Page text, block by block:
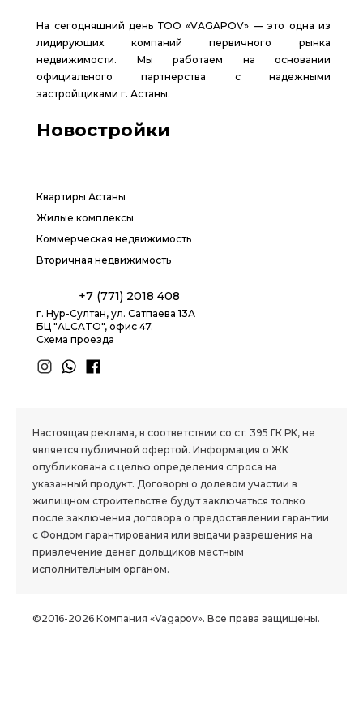
На сегодняшний день ТОО «VAGAPOV» — это одна из
лидирующих компаний первичного рынка
недвижимости. Мы работаем на основании
официального партнерства с надежными
застройщиками г. Астаны.
Новостройки
Квартиры Астаны
Жилые комплексы
Коммерческая недвижимость
Вторичная недвижимость
+7 (771) 2018 408
г. Нур-Султан, ул. Сатпаева 13А
БЦ "ALCATO", офис 47.
Схема проезда
Настоящая реклама, в соответствии со ст. 395 ГК РК, не
является публичной офертой. Информация о ЖК
опубликована с целью определения спроса на
указанный продукт. Договоры о долевом участии в
жилищном строительстве будут заключаться только
после заключения договора о предоставлении гарантии
с Фондом гарантирования или выдачи разрешения на
привлечение денег дольщиков местным
исполнительным органом.
©2016-2026 Компания «Vagapov». Все права защищены.